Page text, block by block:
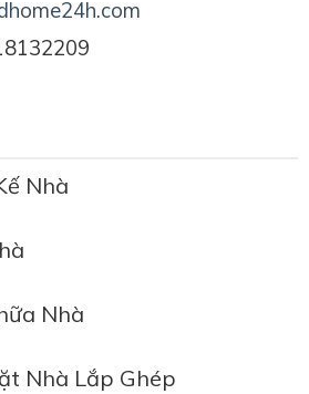
Nhà
Nhà
Nhà Lắp Ghép